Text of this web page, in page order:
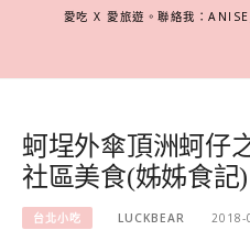
愛吃 X 愛旅遊。聯絡我：
蚵埕外傘頂洲蚵仔
社區美食(姊姊食記)
台北小吃 LUCKBEAR 2018-